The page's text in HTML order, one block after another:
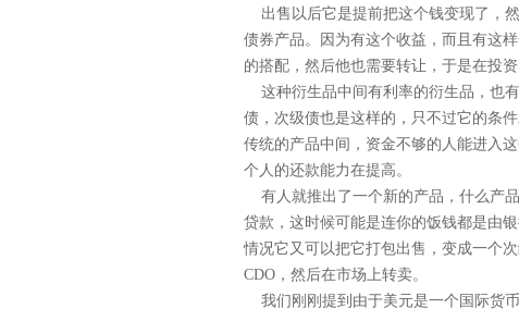
出售以后它是提前把这个钱变现了，
债券产品。因为有这个收益，而且有这
的搭配，然后他也需要转让，于是在投
这种衍生品中间有利率的衍生品，也
债，次级债也是这样的，只不过它的条
传统的产品中间，资金不够的人能进入
个人的还款能力在提高。
有人就推出了一个新的产品，什么产
贷款，这时候可能是连你的饭钱都是由
情况它又可以把它打包出售，变成一个
CDO，然后在市场上转卖。
我们刚刚提到由于美元是一个国际货